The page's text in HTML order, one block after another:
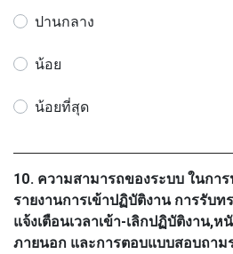
ปานกลาง
น้อย
น้อยที่สุด
10. ความสามารถของระบบ ในกา
รายงานการเข้าปฏิบัติงาน การรับ
แจ้งเตือนเวลาเข้า-เลิกปฏิบัติงาน,
ภายนอก และการตอบแบบสอบถาม